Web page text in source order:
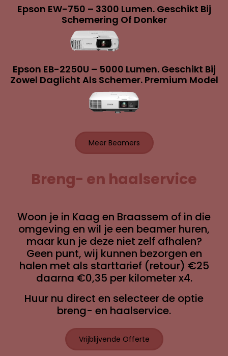
Epson EW-750 – 3300 Lumen. Geschikt Bij
Schemering Of Donker
Epson EB-2250U – 5000 Lumen. Geschikt Bij
Zowel Daglicht Als Schemer. Premium Model
Meer Beamers
Breng- en haalservice
Woon je in Kaag en Braassem of in die
omgeving en wil je een beamer huren,
maar kun je deze niet zelf afhalen?
Geen punt, wij kunnen bezorgen en
halen met als starttarief (retour) €25
daarna €0,35 per kilometer x4.
Huur nu direct en selecteer de optie
breng- en haalservice.
Vrijblijvende Offerte